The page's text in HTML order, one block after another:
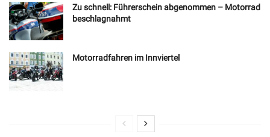
Zu schnell: Führerschein abgenommen – Motorrad
beschlagnahmt
Motorradfahren im Innviertel